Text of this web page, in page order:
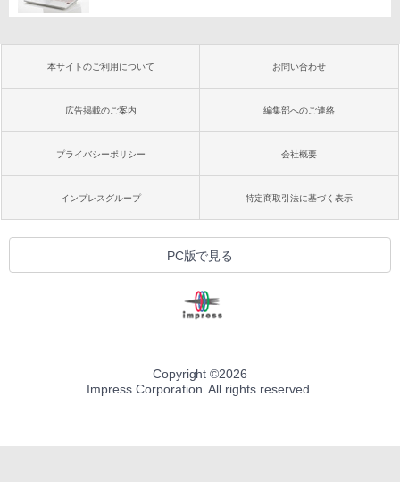
本サイトのご利用について お問い合わせ
広告掲載のご案内 編集部へのご連絡
プライバシーポリシー 会社概要
インプレスグループ 特定商取引法に基づく表示
PC版で見る
Copyright ©2026
Impress Corporation. All rights reserved.